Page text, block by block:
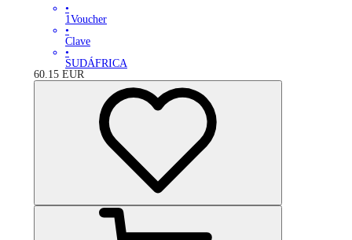
•
1Voucher
•
Clave
•
SUDÁFRICA
60.15 EUR